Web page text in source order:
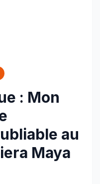
: Mon
au
Maya